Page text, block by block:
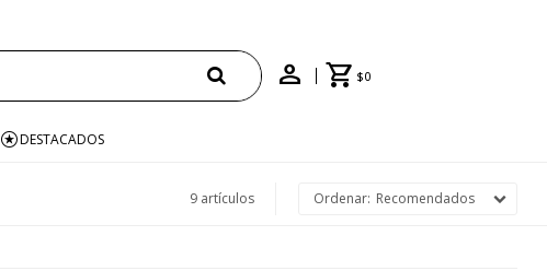
$0
DESTACADOS
9 artículos Recomendados